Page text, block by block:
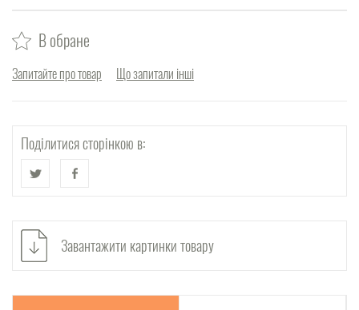
В обране
Запитайте про товар Що запитали інші
Поділитися сторінкою в:
Завантажити картинки товару